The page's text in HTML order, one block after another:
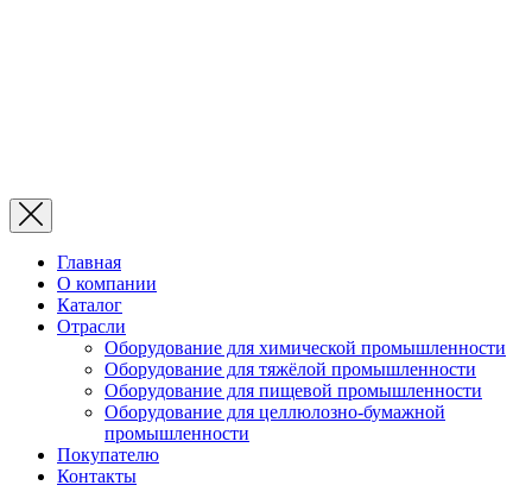
Главная
О компании
Каталог
Отрасли
Оборудование для химической промышленности
Оборудование для тяжёлой промышленности
Оборудование для пищевой промышленности
Оборудование для целлюлозно-бумажной
промышленности
Покупателю
Контакты